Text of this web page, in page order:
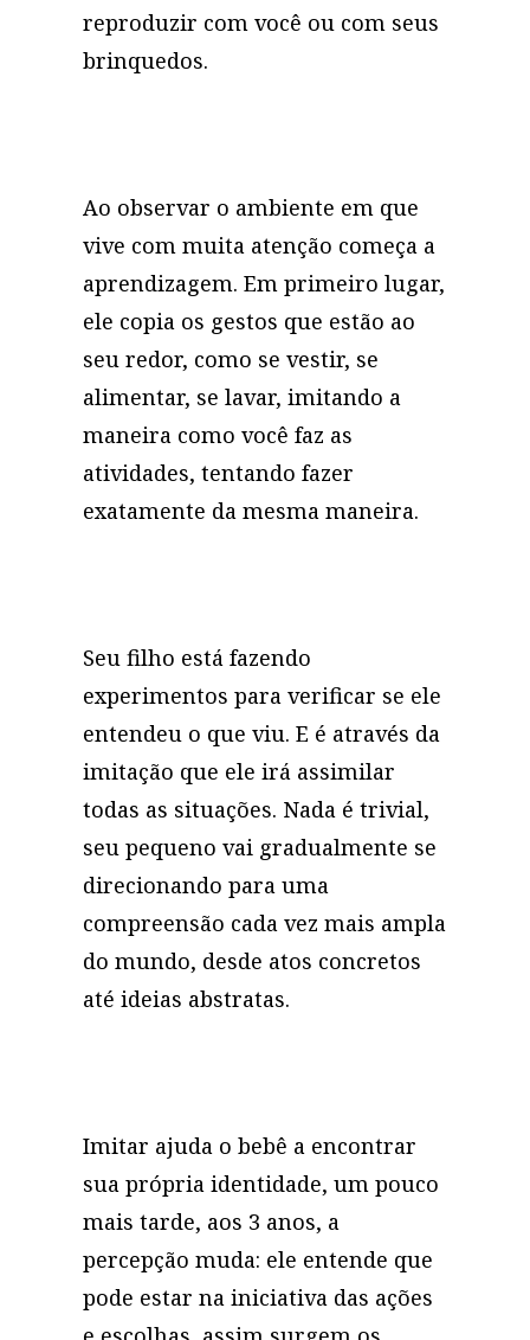
reproduzir com você ou com seus
brinquedos.
Ao observar o ambiente em que
vive com muita atenção começa a
aprendizagem. Em primeiro lugar,
ele copia os gestos que estão ao
seu redor, como se vestir, se
alimentar, se lavar, imitando a
maneira como você faz as
atividades, tentando fazer
exatamente da mesma maneira.
Seu filho está fazendo
experimentos para verificar se ele
entendeu o que viu. E é através da
imitação que ele irá assimilar
todas as situações. Nada é trivial,
seu pequeno vai gradualmente se
direcionando para uma
compreensão cada vez mais ampla
do mundo, desde atos concretos
até ideias abstratas.
Imitar ajuda o bebê a encontrar
sua própria identidade, um pouco
mais tarde, aos 3 anos, a
percepção muda: ele entende que
pode estar na iniciativa das ações